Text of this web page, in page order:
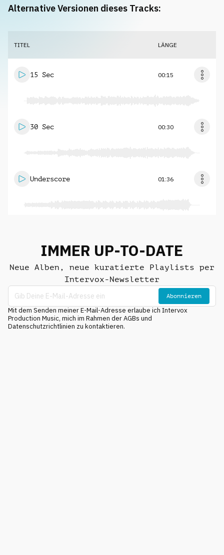
Alternative Versionen dieses Tracks:
TITEL LÄNGE
15 Sec 00:15
30 Sec 00:30
Underscore 01:36
IMMER UP-TO-DATE
Neue Alben, neue kuratierte Playlists per
Intervox-Newsletter
Abonnieren
Mit dem Senden meiner E-Mail-Adresse erlaube ich Intervox
Production Music, mich im Rahmen der AGBs und
Datenschutzrichtlinien zu kontaktieren.